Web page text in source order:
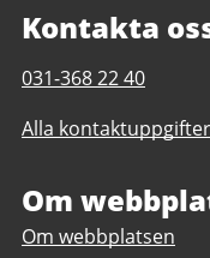
Kontakta
Telefonnummer
Hammarbadet
031-368 22 40
Alla kontaktuppgifter
Om
Om webbplatsen